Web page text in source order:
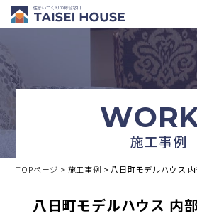
施工事例
TOPページ > 施工事例 > 八日町モデルハウス
八日町モデルハウス 内